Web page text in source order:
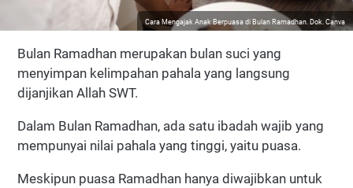
Cara Mengajak Anak Berpuasa di Bulan Ramadhan. Dok. Canva
Bulan Ramadhan merupakan bulan suci yang
menyimpan kelimpahan pahala yang langsung
dijanjikan Allah SWT.
Dalam Bulan Ramadhan, ada satu ibadah wajib yang
mempunyai nilai pahala yang tinggi, yaitu puasa.
Meskipun puasa Ramadhan hanya diwajibkan untuk